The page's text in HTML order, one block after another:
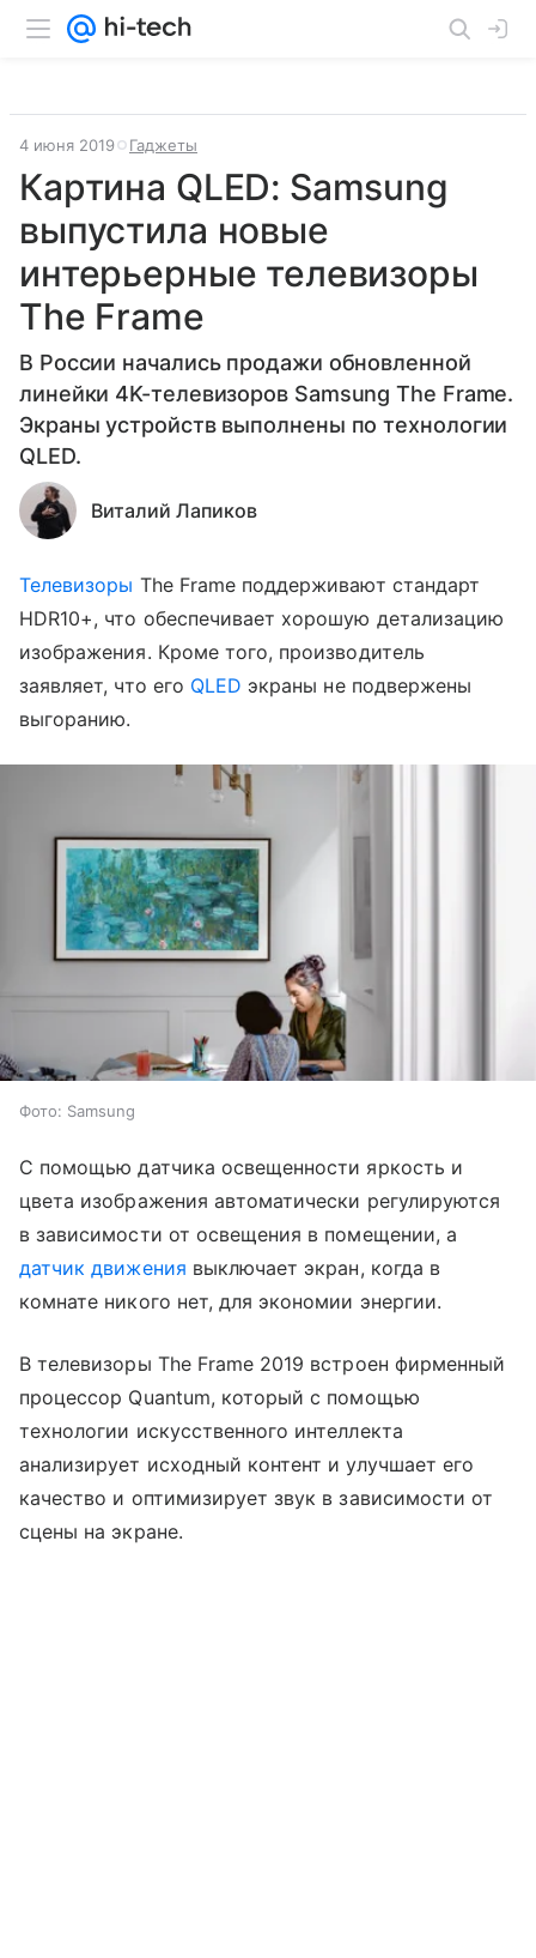
4 июня 2019 Гаджеты
Картина QLED: Samsung
выпустила новые
интерьерные телевизоры
The Frame
В России начались продажи обновленной
линейки 4K-телевизоров Samsung The Frame.
Экраны устройств выполнены по технологии
QLED.
Виталий Лапиков
Телевизоры The Frame поддерживают стандарт
HDR10+, что обеспечивает хорошую детализацию
изображения. Кроме того, производитель
заявляет, что его QLED экраны не подвержены
выгоранию.
Фото: Samsung
С помощью датчика освещенности яркость и
цвета изображения автоматически регулируются
в зависимости от освещения в помещении, а
датчик движения выключает экран, когда в
комнате никого нет, для экономии энергии.
В телевизоры The Frame 2019 встроен фирменный
процессор Quantum, который с помощью
технологии искусственного интеллекта
анализирует исходный контент и улучшает его
качество и оптимизирует звук в зависимости от
сцены на экране.